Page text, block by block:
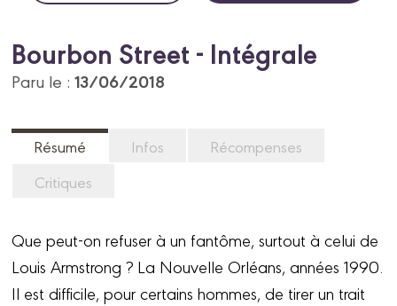
Bourbon Street - Intégrale
Paru le :13/06/2018
Résumé Infos
Récompenses
Critiques
Que peut-on refuser à un fantôme, surtout à celui de
Louis Armstrong ? La Nouvelle Orléans, années 1990.
Il est difficile, pour certains hommes, de tirer un trait